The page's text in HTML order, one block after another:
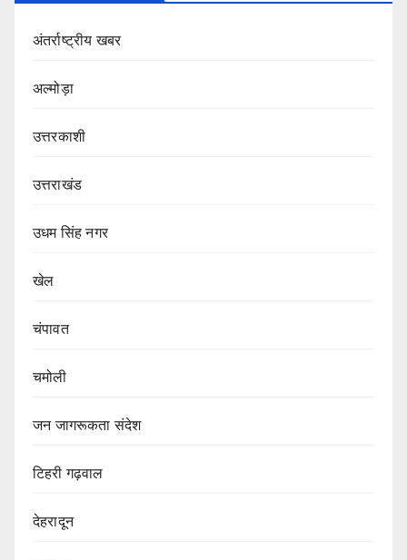
अंतर्राष्ट्रीय खबर
अल्मोड़ा
उत्तरकाशी
उत्तराखंड
उधम सिंह नगर
खेल
चंपावत
चमोली
जन जागरूकता संदेश
टिहरी गढ़वाल
देहरादून